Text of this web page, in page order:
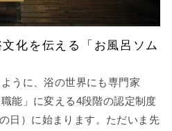
化を伝える「お風呂ソム
うに、浴の世界にも専門家
能」に変える4段階の認定制度
日）に始まります。ただいま先